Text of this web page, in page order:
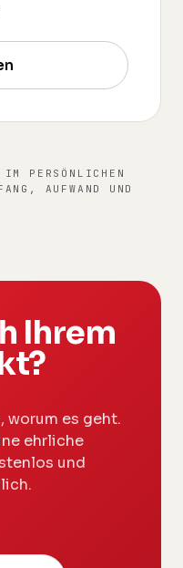
PERSÖNLICHEN
AUFWAND UND
Ihrem
worum es geht.
ehrliche
und